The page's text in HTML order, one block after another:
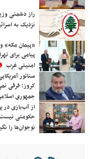
راز دشمنی
نزدیک به
«پیمان مکه»
پیامی برای
امنیتی غرب
سناتور
کروز: فرقی
جمهوری
از آب‌بازی در
حکومتی نیست
نوجوان‌ها را